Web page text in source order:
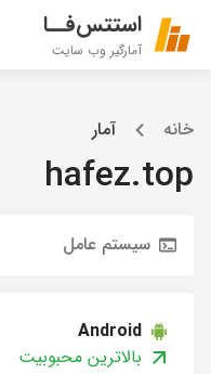
استتس‌فــا
آمارگیر وب سایت
خانه آمار
hafez.top
سیستم عامل
Android
بالاترین محبوبیت